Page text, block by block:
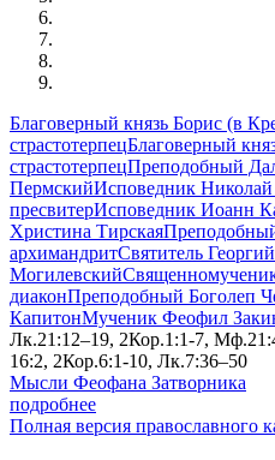
Благоверный князь Борис (в
страстотерпецБлаговерный
страстотерпецПреподобный
ПермскийИсповедник
пресвитерИсповедник Иоанн
Христина Тирская
архимандритСвятитель
Могилевский
диаконПреподобный Боголеп
КапитонМученик Феофил
Лк.21:12–19, 2Кор.1:1-7,
16:2, 2Кор.6:1-10, Лк.7:36–50
Мысли Феофана Затворника
подробнее
Полная версия православного